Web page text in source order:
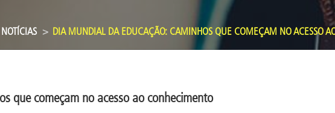
NOTÍCIAS DIA MUNDIAL DA EDUCAÇÃO: CAMINHOS QUE COMEÇAM NO ACESSO
que começam no acesso ao conhecimento